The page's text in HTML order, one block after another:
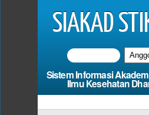
SIAKAD
Sistem Informasi
Ilmu Kesehatan